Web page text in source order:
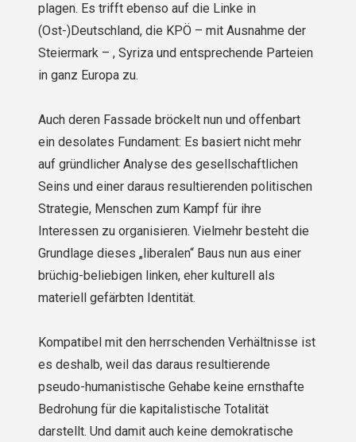
plagen. Es trifft ebenso auf die Linke in
(Ost-)Deutschland, die KPÖ – mit Ausnahme der
Steiermark – , Syriza und entsprechende Parteien
in ganz Europa zu.
Auch deren Fassade bröckelt nun und offenbart
ein desolates Fundament: Es basiert nicht mehr
auf gründlicher Analyse des gesellschaftlichen
Seins und einer daraus resultierenden politischen
Strategie, Menschen zum Kampf für ihre
Interessen zu organisieren. Vielmehr besteht die
Grundlage dieses „liberalen“ Baus nun aus einer
brüchig-beliebigen linken, eher kulturell als
materiell gefärbten Identität.
Kompatibel mit den herrschenden Verhältnisse ist
es deshalb, weil das daraus resultierende
pseudo-humanistische Gehabe keine ernsthafte
Bedrohung für die kapitalistische Totalität
darstellt. Und damit auch keine demokratische